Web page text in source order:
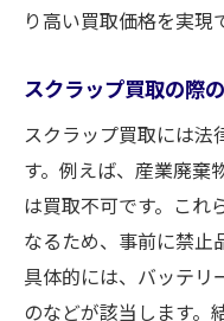
り高い買取価格を実現
スクラップ買取の際
スクラップ買取には法
す。例えば、産業廃棄
は買取不可です。これ
なるため、事前に禁止
具体的には、バッテリ
のなどが該当します。